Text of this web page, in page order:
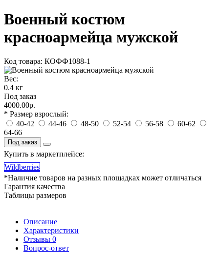
Военный костюм
красноармейца мужской
Код товара: КОФФ1088-1
Вес:
0.4 кг
Под заказ
4000.00р.
* Размер взрослый:
40-42
44-46 48-50 52-54 56-58
60-62
64-66
Под заказ
Купить в маркетплейсе:
Wildberries
*Наличие товаров на разных площадках может отличаться
Гарантия качества
Таблицы размеров
Описание
Характеристики
Отзывы 0
Вопрос-ответ